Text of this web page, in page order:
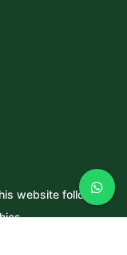
website follows